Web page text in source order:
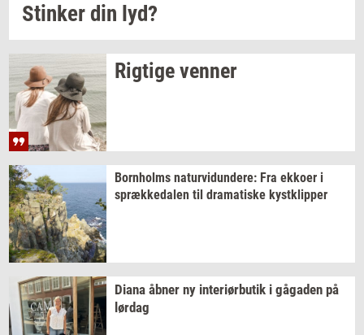
Stin­kerdin lyd?
Rig­ti­ge ven­ner
Born­holms na­tur­vi­dun­de­re: Fra ek­ko­er i
spræk­ke­da­len til dra­ma­ti­ske kyst­klip­per
Diana åbner ny in­te­r­i­ør­bu­tik i gå­ga­den på
lør­dag